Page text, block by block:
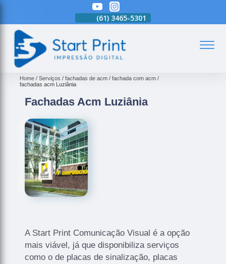
(61)3465-5301
Home Serviços fachadas de acm
fachada com acm
fachadas acm Luziânia
Fachadas Acm Luziânia
A Start Print Comunicação Visual é a opção
mais viável, já que disponibiliza serviços
como o de placas de sinalização, placas